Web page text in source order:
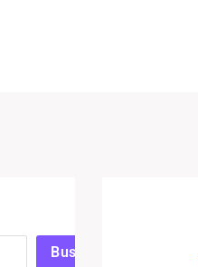
Buscar